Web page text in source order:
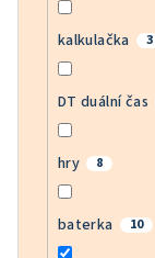
kalkulačka 3
DT duální čas
hry 8
baterka 10